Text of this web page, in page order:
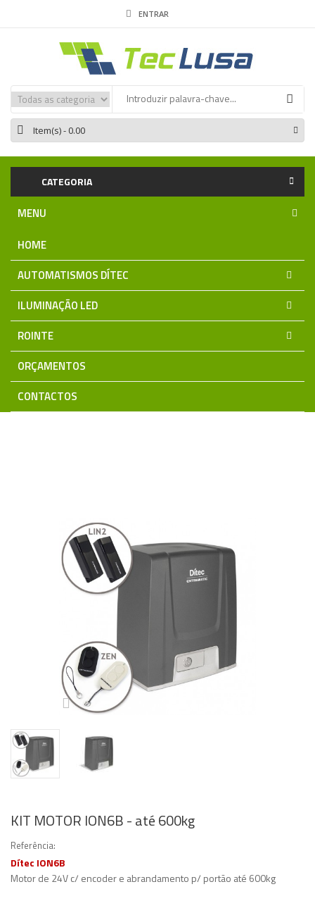
ENTRAR
Item(s)- 0.00
CATEGORIA
MENU
HOME
AUTOMATISMOS DÍTEC
ILUMINAÇÃO LED
ROINTE
ORÇAMENTOS
CONTACTOS
KIT MOTOR ION6B - até 600kg
Referência:
Dítec ION6B
Motor de 24V c/ encoder e abrandamento p/ portão até 600kg